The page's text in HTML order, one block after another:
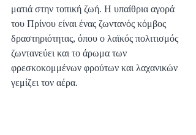
ματιά στην τοπική ζωή. Η υπαίθρια αγορά
του Πρίνου είναι ένας ζωντανός κόμβος
δραστηριότητας, όπου ο λαϊκός πολιτισμός
ζωντανεύει και το άρωμα των
φρεσκοκομμένων φρούτων και λαχανικών
γεμίζει τον αέρα.